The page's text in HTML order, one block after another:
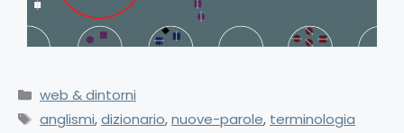
web & dintorni
anglismi,dizionario,nuove-parole, terminologia